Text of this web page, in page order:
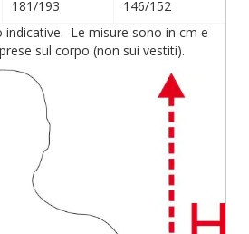
181/193
146/152
indicative. Le misure sono in cm e
sul corpo (non sui vestiti).